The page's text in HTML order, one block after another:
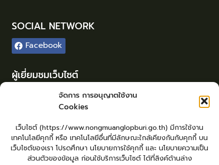
จัดการ การอนุญาตใช้งาน
Cookies
เว็บไซต์ (https://www.nongmuanglopburi.go.th) มีการใช้งาน
เทคโนโลยีคุกกี้ หรือ เทคโนโลยีอื่นที่มีลักษณะใกล้เคียงกันกับคุกกี้ บน
เว็บไซต์ของเรา โปรดศึกษา นโยบายการใช้คุกกี้ และ นโยบายความเป็น
ส่วนตัวของข้อมูล ก่อนใช้บริการเว็บไซต์ ได้ที่ลิงค์ด้านล่าง
SOCIAL NETWORK
Facebook
ผู้เยี่ยมชมเว็บไซต์
54
เข้าสู่ระบบ
จัดทำเว็บไซต์
lopburiwebdesign.com